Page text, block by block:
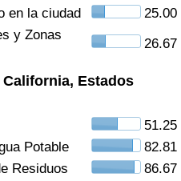
en la ciudad
25.00
y Zonas
26.67
Estados
51.25
Potable
82.81
Residuos
86.67